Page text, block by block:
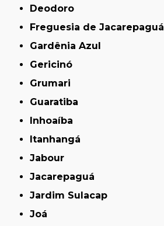
Deodoro
Freguesia de Jacarepaguá
Gardênia Azul
Gericinó
Grumari
Guaratiba
Inhoaíba
Itanhangá
Jabour
Jacarepaguá
Jardim Sulacap
Joá